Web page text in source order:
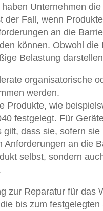
Unternehmen
der Fall, wenn
an die
können. Obwohl
Belastung
organisatorische
werden.
Produkte, wie
festgelegt. Für
gilt, dass sie, sofern
Anforderungen an die
selbst, sondern
zur Reparatur für das
bis zum